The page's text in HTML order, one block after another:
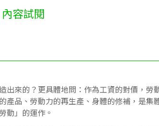
內容試閱
來的？更具體地問：作為工資的對價，勞
品、勞動力的再生產、身體的修補，是集
動」的運作。